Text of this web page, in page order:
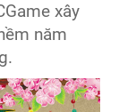
xây
năm